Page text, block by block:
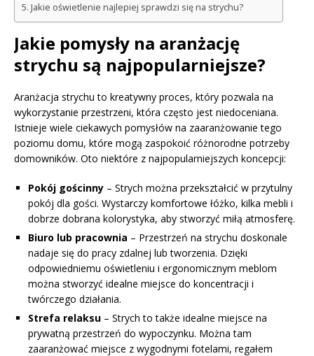
Jakie oświetlenie najlepiej sprawdzi się na strychu?
Jakie pomysły na aranżację
strychu są najpopularniejsze?
Aranżacja strychu to kreatywny proces, który pozwala na
wykorzystanie przestrzeni, która często jest niedoceniana.
Istnieje wiele ciekawych pomysłów na zaaranżowanie tego
poziomu domu, które mogą zaspokoić różnorodne potrzeby
domowników. Oto niektóre z najpopularniejszych koncepcji:
Pokój gościnny – Strych można przekształcić w przytulny
pokój dla gości. Wystarczy komfortowe łóżko, kilka mebli i
dobrze dobrana kolorystyka, aby stworzyć miłą atmosferę.
Biuro lub pracownia – Przestrzeń na strychu doskonale
nadaje się do pracy zdalnej lub tworzenia. Dzięki
odpowiedniemu oświetleniu i ergonomicznym meblom
można stworzyć idealne miejsce do koncentracji i
twórczego działania.
Strefa relaksu – Strych to także idealne miejsce na
prywatną przestrzeń do wypoczynku. Można tam
zaaranżować miejsce z wygodnymi fotelami, regałem